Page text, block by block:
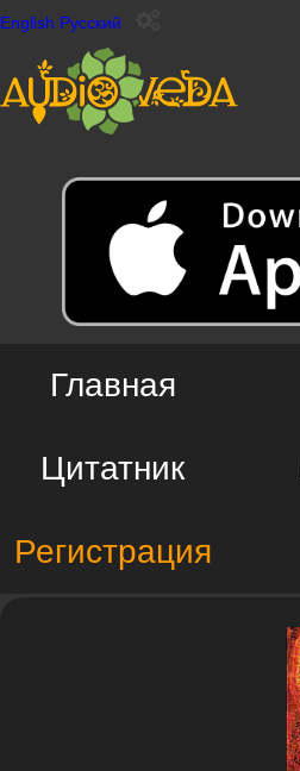
English Русский
Главная
Цитатник
Регистрация